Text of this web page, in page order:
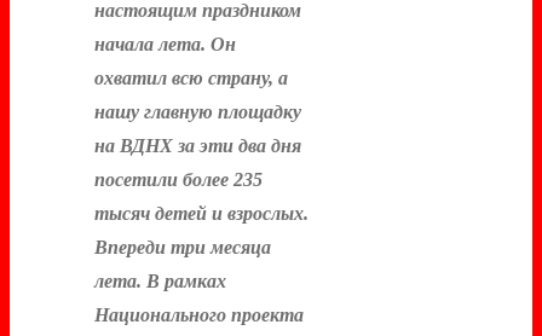
настоящим праздником
начала лета. Он
охватил всю страну, а
нашу главную площадку
на ВДНХ за эти два дня
посетили более 235
тысяч детей и взрослых.
Впереди три месяца
лета. В рамках
Национального проекта